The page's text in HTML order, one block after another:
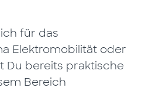
für das
Elektromobilität oder
Du bereits praktische
Bereich